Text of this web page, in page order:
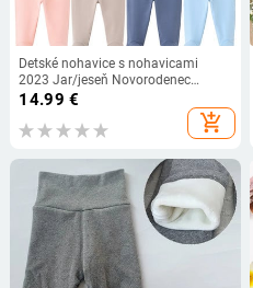
Detské nohavice s nohavicami
2023 Jar/jeseň Novorodenec
Chlapček Dievča Legíny Vysoký pás
Dojčenské batoľatá Nohavice
Detské oblečenie
14.99 €
add_shopping_cart